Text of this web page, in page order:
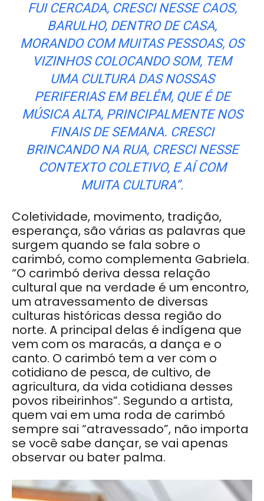
FUI CERCADA, CRESCI NESSE CAOS,
BARULHO, DENTRO DE CASA,
MORANDO COM MUITAS PESSOAS, OS
VIZINHOS COLOCANDO SOM, TEM
UMA CULTURA DAS NOSSAS
PERIFERIAS EM BELÉM, QUE É DE
MÚSICA ALTA, PRINCIPALMENTE NOS
FINAIS DE SEMANA. CRESCI
BRINCANDO NA RUA, CRESCI NESSE
CONTEXTO COLETIVO, E AÍ COM
MUITA CULTURA”.
Coletividade, movimento, tradição,
esperança, são várias as palavras que
surgem quando se fala sobre o
carimbó, como complementa Gabriela.
“O carimbó deriva dessa relação
cultural que na verdade é um encontro,
um atravessamento de diversas
culturas históricas dessa região do
norte. A principal delas é indígena que
vem com os maracás, a dança e o
canto. O carimbó tem a ver com o
cotidiano de pesca, de cultivo, de
agricultura, da vida cotidiana desses
povos ribeirinhos”. Segundo a artista,
quem vai em uma roda de carimbó
sempre sai “atravessado”, não importa
se você sabe dançar, se vai apenas
observar ou bater palma.